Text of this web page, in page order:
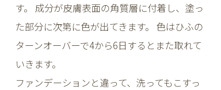
す。 成分が皮膚表面の角質層に付着し、塗っ
た部分に次第に色が出てきます。 色はひふの
ターンオーバーで4から6日するとまた取れて
いきます。
ファンデーションと違って、洗ってもこすっ